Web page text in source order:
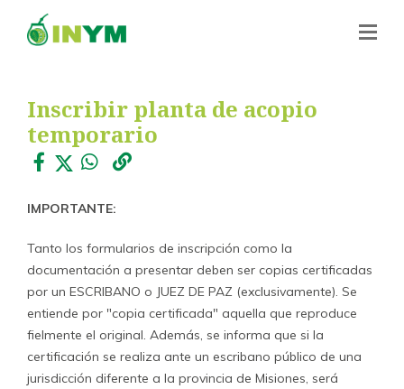
Inscribir planta de acopio
temporario
IMPORTANTE:
Tanto los formularios de inscripción como la
documentación a presentar deben ser copias certificadas
por un ESCRIBANO o JUEZ DE PAZ (exclusivamente). Se
entiende por "copia certificada" aquella que reproduce
fielmente el original. Además, se informa que si la
certificación se realiza ante un escribano público de una
jurisdicción diferente a la provincia de Misiones, será